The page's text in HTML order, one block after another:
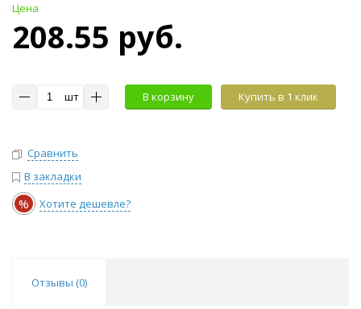
Цена
208.55 руб.
шт В корзину Купить в 1 клик
Сравнить
В закладки
% Хотите дешевле?
Отзывы (0)